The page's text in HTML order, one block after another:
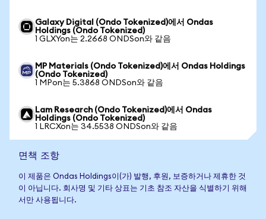
Galaxy Digital (Ondo Tokenized)에서 Ondas
Holdings (Ondo Tokenized)
1 GLXYon는 2.2668 ONDSon와 같음
MP Materials (Ondo Tokenized)에서 Ondas Holdings
(Ondo Tokenized)
1 MPon는 5.3868 ONDSon와 같음
Lam Research (Ondo Tokenized)에서 Ondas
Holdings (Ondo Tokenized)
1 LRCXon는 34.5538 ONDSon와 같음
면책 조항
이 제품은 Ondas Holdings이(가) 발행, 후원, 보증하거나 제휴한 것
이 아닙니다. 회사명 및 기타 상표는 기초 참조 자산을 식별하기 위해
서만 사용됩니다.